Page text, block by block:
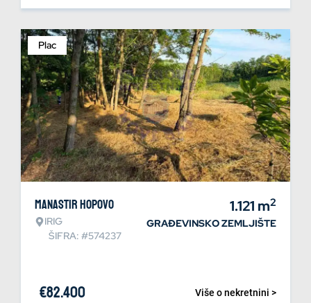
Plac
Manastir Hopovo
IRIG
ŠIFRA: #574237
1.121 m2
GRAĐEVINSKO ZEMLJIŠTE
Više o nekretnini >
€82.400